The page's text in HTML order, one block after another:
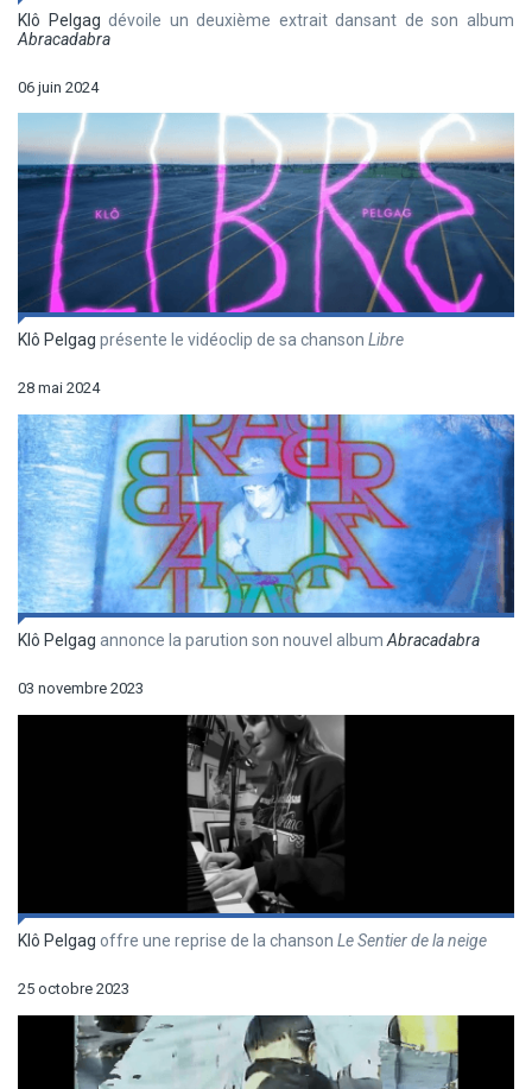
Klô Pelgag dévoile un deuxième extrait dansant de son album
Abracadabra
06 juin 2024
Klô Pelgag présente le vidéoclip de sa chanson Libre
28 mai 2024
Klô Pelgag annonce la parution son nouvel album Abracadabra
03 novembre 2023
Klô Pelgag offre une reprise de la chanson Le Sentier de la neige
25 octobre 2023